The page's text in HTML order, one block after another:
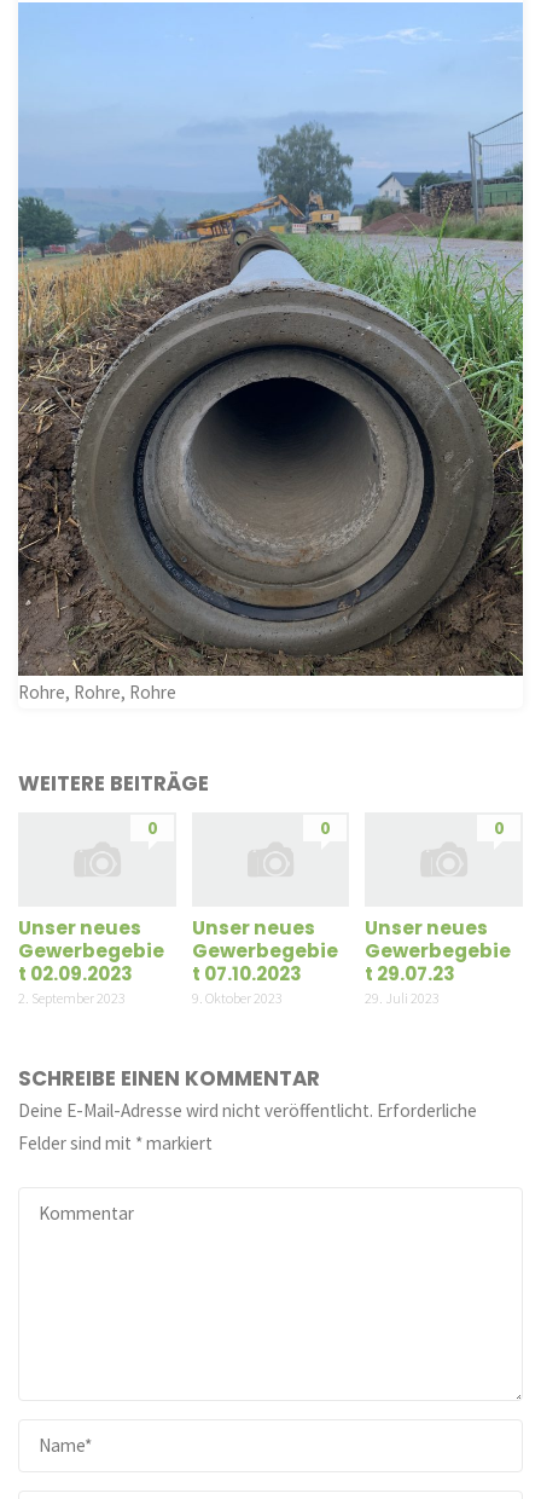
Rohre, Rohre, Rohre
WEITERE BEITRÄGE
0
Unser neues
Gewerbegebie
t 02.09.2023
2. September 2023
0
Unser neues
Gewerbegebie
t 07.10.2023
9. Oktober 2023
0
Unser neues
Gewerbegebie
t 29.07.23
29. Juli 2023
SCHREIBE EINEN KOMMENTAR
Deine E-Mail-Adresse wird nicht veröffentlicht. Erforderliche
Felder sind mit *markiert